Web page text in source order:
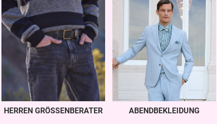
HERREN GRÖSSENBERATER ABENDBEKLEIDUNG